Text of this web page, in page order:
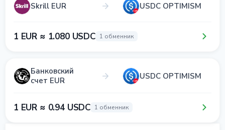
Skrill EUR USDC OPTIMISM
1 EUR ≈ 1.080 USDC 1 обменник
Банковский
счет EUR
USDC OPTIMISM
1 EUR ≈ 0.94 USDC 1 обменник